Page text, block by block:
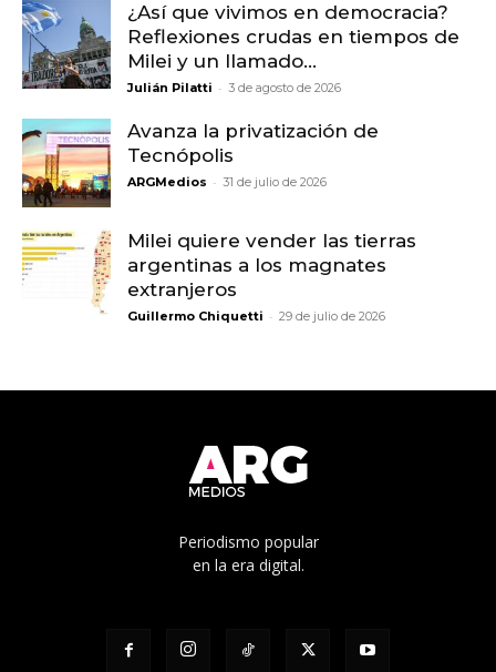
¿Así que vivimos en democracia?
Reflexiones crudas en tiempos de
Milei y un llamado...
Julián Pilatti - 3 de agosto de 2026
Avanza la privatización de
Tecnópolis
ARGMedios - 31 de julio de 2026
Milei quiere vender las tierras
argentinas a los magnates
extranjeros
Guillermo Chiquetti - 29 de julio de 2026
Periodismo popular
en la era digital.